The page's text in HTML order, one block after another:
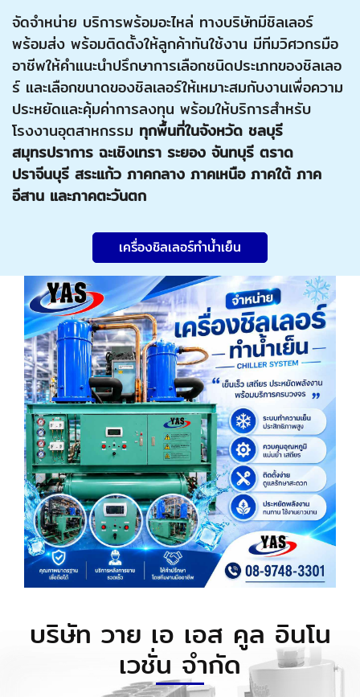
จัดจำหน่าย บริการพร้อมอะไหล่ ทางบริษัทมีชิลเลอร์
พร้อมส่ง พร้อมติดตั้งให้ลูกค้าทันใช้งาน มีทีมวิศวกรมือ
อาชีพให้คำแนะนำปรึกษาการเลือกชนิดประเภทของชิลเลอ
ร์ และเลือกขนาดของชิลเลอร์ให้เหมาะสมกับงานเพื่อความ
ประหยัดและคุ้มค่าการลงทุน พร้อมให้บริการสำหรับ
โรงงานอุตสาหกรรม ทุกพื้นที่ในจังหวัด ชลบุรี
สมุทรปราการ ฉะเชิงเทรา ระยอง จันทบุรี ตราด
ปราจีนบุรี สระแก้ว ภาคกลาง ภาคเหนือ ภาคใต้ ภาค
อีสาน และภาคตะวันตก
เครื่องชิลเลอร์ทำน้ำเย็น
บริษัท วาย เอ เอส คูล อินโน
เวชั่น จำกัด